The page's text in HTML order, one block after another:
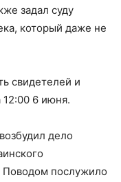
задал суду
который даже не
свидетелей и
12:00 6 июня.
дело
послужило